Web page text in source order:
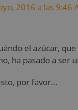
2016 a las 9:46
el azúcar,
ha pasado a ser
por favor…